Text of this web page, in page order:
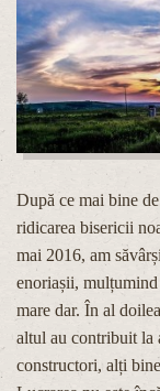
După ce mai bine
ridicarea bisericii
mai 2016, am
enoriașii,
mare dar. În al
altul au contribuit la
constructori, alți